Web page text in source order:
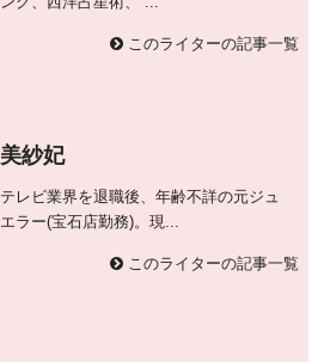
このライターの記事一覧
美紗妃
テレビ業界を退職後、年齢不詳の元ジュ
エラー(宝石店勤務)。現...
このライターの記事一覧